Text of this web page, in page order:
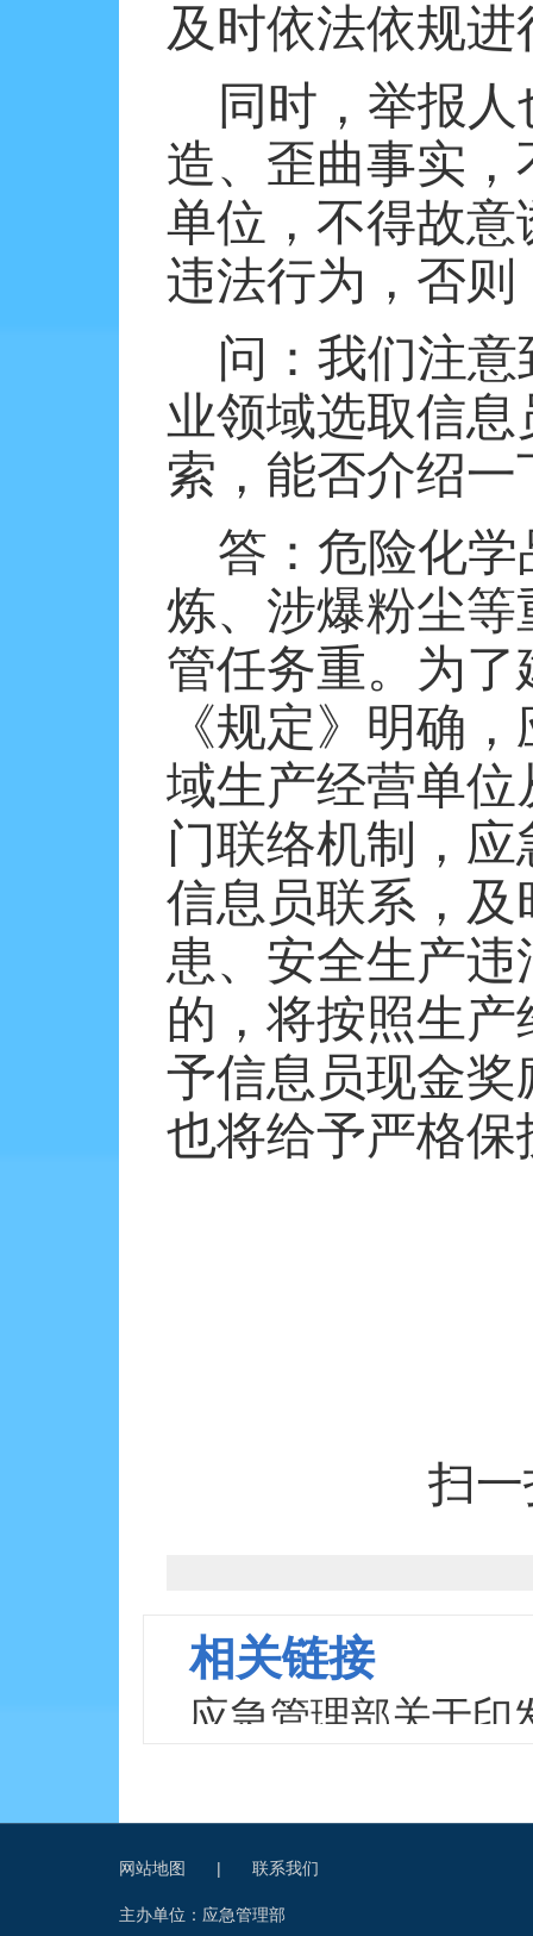
及时依法依规进
同时，举报
造、歪曲事实
单位，不得故
违法行为，否
问：我们注
业领域选取信
索，能否介绍
答：危险化
炼、涉爆粉尘
管任务重。为
《规定》明确
域生产经营单
门联络机制，
信息员联系，
患、安全生产
的，将按照生
予信息员现金
也将给予严格保
扫
相关链接
应急管理部关于印
网站地图 | 联系我们
主办单位：应急管理部